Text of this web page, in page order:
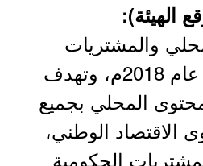
الهيئة):
والمشتريات
الحكومية تأسست عام 2018م، وتهدف
المحلي بجميع
الاقتصاد الوطني،
الحكومية